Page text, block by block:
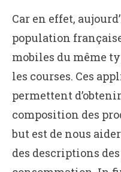
Car en effet,
population
mobiles du même
les courses. Ces
permettent
composition des
but est de nous
des descriptions